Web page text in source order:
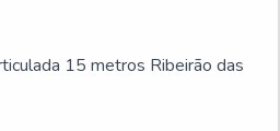
15 metros Ribeirão das